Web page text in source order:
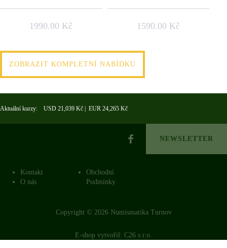
1990.00 Kč 1590.00 Kč
ZOBRAZIT KOMPLETNÍ NABÍDKU
Aktuální kurzy: USD 21,039 Kč | EUR 24,265 Kč
NEWSLETTER
Kontakt
O nás
Obchodní
Podmínky
Copyright © 2026 Numismatika Turnov
E-shop vytvořil: C26 s.r.o.